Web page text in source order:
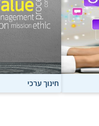
חינוך ערכי